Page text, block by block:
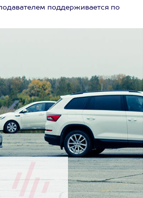
поддерживается по